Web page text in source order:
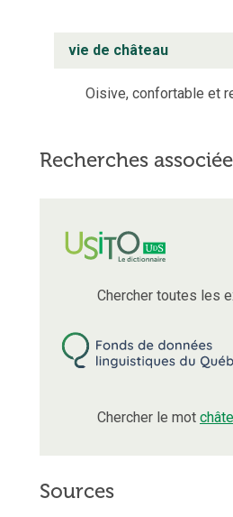
vie de château
Oisive, confortable et
Recherches
Chercher toutes les
Chercher le mot
Sources